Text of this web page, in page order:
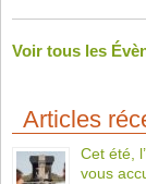
Voir tous les
Articles
Cet été,
vous